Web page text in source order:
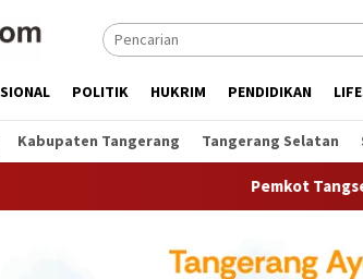
POLITIK HUKRIM PENDIDIKAN
Kabupaten Tangerang Tangerang Selatan
Pemkot Tangsel Perkuat Sarana